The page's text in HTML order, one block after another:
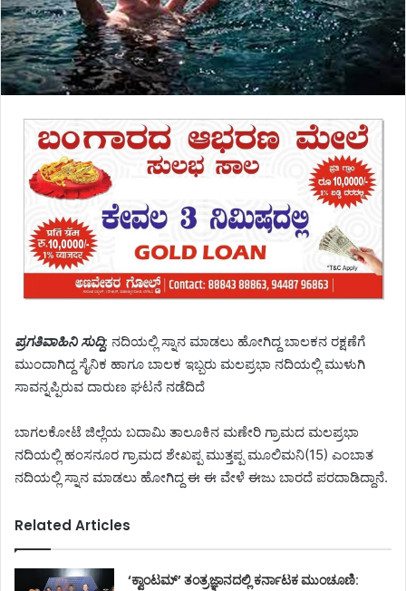
ಪ್ರಗತಿವಾಹಿನಿ ಸುದ್ದಿ: ನದಿಯಲ್ಲಿ ಸ್ನಾನ ಮಾಡಲು ಹೋಗಿದ್ದ ಬಾಲಕನ ರಕ್ಷಣೆಗೆ
ಮುಂದಾಗಿದ್ದ ಸೈನಿಕ ಹಾಗೂ ಬಾಲಕ ಇಬ್ಬರು ಮಲಪ್ರಭಾ ನದಿಯಲ್ಲಿ ಮುಳುಗಿ
ಸಾವನ್ನಪ್ಪಿರುವ ದಾರುಣ ಘಟನೆ ನಡೆದಿದೆ
ಬಾಗಲಕೋಟೆ ಜಿಲ್ಲೆಯ ಬದಾಮಿ ತಾಲೂಕಿನ ಮಣೇರಿ ಗ್ರಾಮದ ಮಲಪ್ರಭಾ
ನದಿಯಲ್ಲಿ ಹಂಸನೂರ ಗ್ರಾಮದ ಶೇಖಪ್ಪ ಮುತ್ತಪ್ಪ ಮೂಲಿಮನಿ(15) ಎಂಬಾತ
ನದಿಯಲ್ಲಿ ಸ್ನಾನ ಮಾಡಲು ಹೋಗಿದ್ದ ಈ ಈ ವೇಳೆ ಈಜು ಬಾರದೆ ಪರದಾಡಿದ್ದಾನೆ.
Related Articles
‘ಕ್ವಾಂಟಮ್’ ತಂತ್ರಜ್ಞಾನದಲ್ಲಿ ಕರ್ನಾಟಕ ಮುಂಚೂಣಿ: